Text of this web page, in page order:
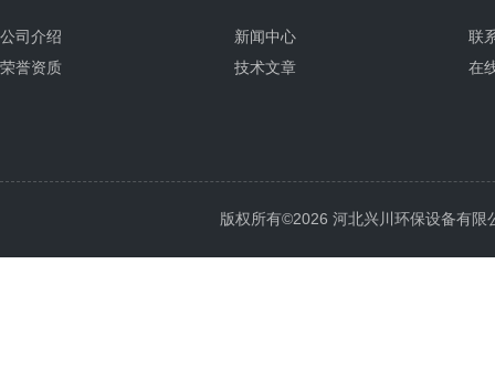
公司介绍
荣誉资质
新闻中心
技术文章
联
在
版权所有©2026 河北兴川环保设备有